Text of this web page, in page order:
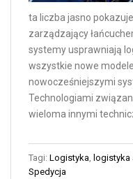
ta liczba jasno
zarządzający
systemy usprawniają
wszystkie nowe
nowocześniejszymi
Technologiami
wieloma innymi
Tagi: Logistyka, logistyka
Spedycja